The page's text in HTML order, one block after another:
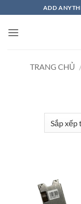
qua
nội
ADD
TRANG CHỦ